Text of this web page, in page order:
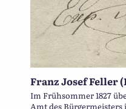
Franz Josef Feller
Im Frühsommer 1827
Amt des